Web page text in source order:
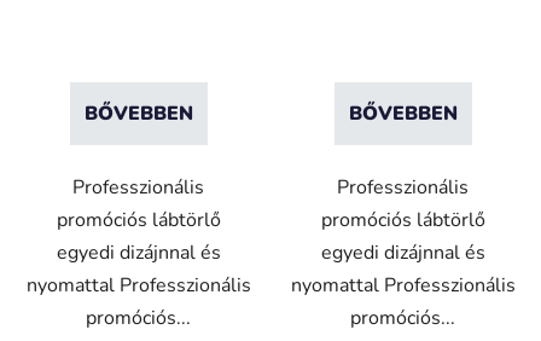
BŐVEBBEN
Professzionális
promóciós lábtörlő
egyedi dizájnnal és
nyomattal Professzionális
promóciós...
BŐVEBBEN
Professzionális
promóciós lábtörlő
egyedi dizájnnal és
nyomattal Professzionális
promóciós...